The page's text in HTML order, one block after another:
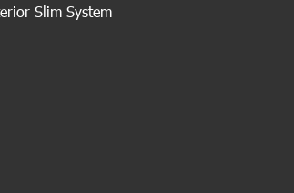
Slim System